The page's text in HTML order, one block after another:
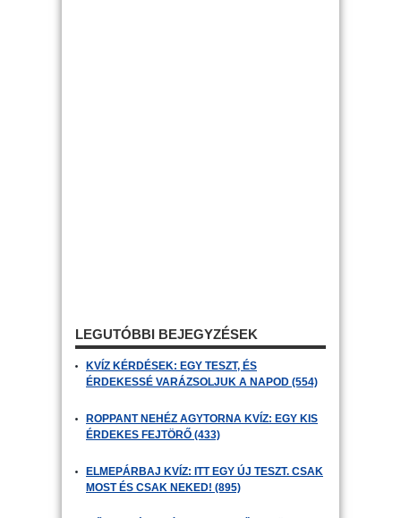
LEGUTÓBBI BEJEGYZÉSEK
KVÍZ KÉRDÉSEK: EGY TESZT, ÉS
ÉRDEKESSÉ VARÁZSOLJUK A NAPOD (554)
ROPPANT NEHÉZ AGYTORNA KVÍZ: EGY KIS
ÉRDEKES FEJTÖRŐ (433)
ELMEPÁRBAJ KVÍZ: ITT EGY ÚJ TESZT. CSAK
MOST ÉS CSAK NEKED! (895)